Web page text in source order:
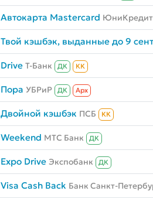
Автокарта Mastercard ЮниКредит
Твой кэшбэк, выданные до 9
Drive Т-Банк ДК КК
Пора УБРиР ДК Aрх
Двойной кэшбэк ПСБ КК
Weekend МТС Банк ДК
Expo Drive Экспобанк ДК
Visa Cash Back Банк Санкт-